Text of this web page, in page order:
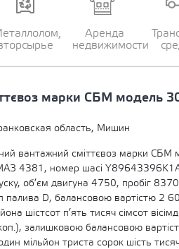
Аренда
недвижимости
марки СБМ модель
область, Мишин
вантажний сміттєвоз марки СБМ
4381, номер шасі
об’єм двигуна 4750, пробіг
палива D, балансовою вартістю 2
шістсот п’ять тисяч сімсот
залишковою балансовою
мільйон триста сорок шість